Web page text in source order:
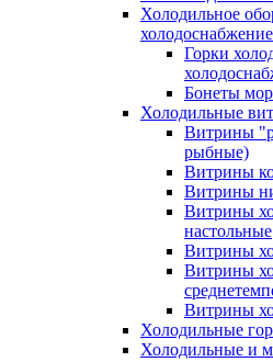
Холодильное
холодоснабжение
Горки
Бонеты
Холодильные
Витрины
рыбные)
Витрины
Витрины
Витрины
настольные
Витрины
Витрины
Витрины
Холодильные
Холодильные и